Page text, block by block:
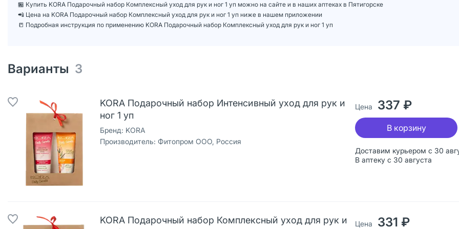
🏪 Купить KORA Подарочный набор Комплексный уход для рук и ног 1 уп можно на сайте и в наших аптеках в Пятигорске
📲 Цена на KORA Подарочный набор Комплексный уход для рук и ног 1 уп ниже в нашем приложении
📒 Подробная инструкция по применению KORA Подарочный набор Комплексный уход для рук и ног 1 уп
Варианты 3
KORA Подарочный набор Интенсивный уход для рук и
ног 1 уп
Бренд: KORA
Производитель: Фитопром ООО, Россия
Доставим курьером с 30
В аптеку с 30 августа
Цена 337 ₽
В корзину
KORA Подарочный набор Комплексный уход для рук и
Цена 331 ₽